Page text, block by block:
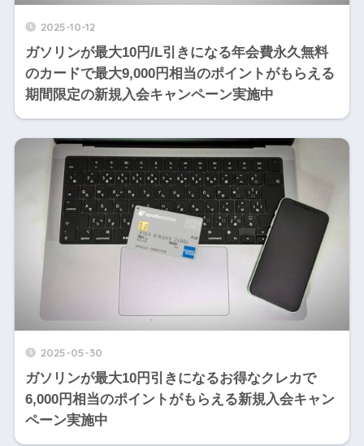
2025-10-12
ガソリンが最大10円/L引きになる年会費永久無料
のカードで最大9,000円相当のポイントがもらえる
期間限定の新規入会キャンペーン実施中
2025-05-30
ガソリンが最大10円引きになるお得なクレカで
6,000円相当のポイントがもらえる新規入会キャン
ペーン実施中